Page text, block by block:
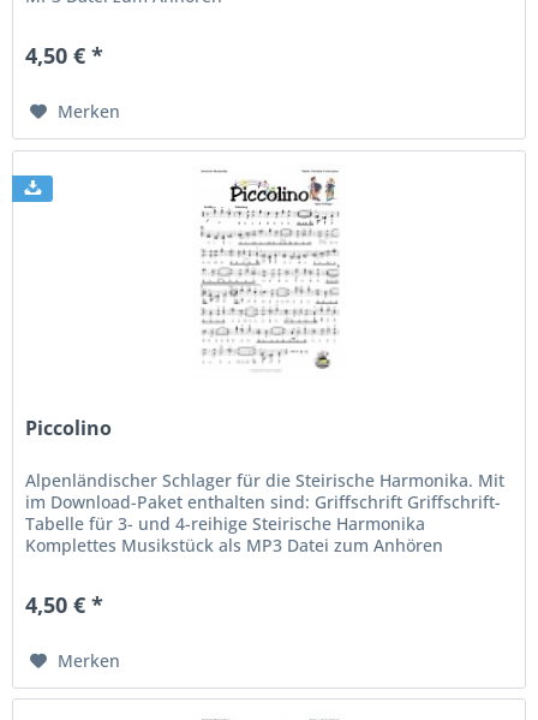
4,50 € *
Merken
Piccolino
Alpenländischer Schlager für die Steirische Harmonika. Mit
im Download-Paket enthalten sind: Griffschrift Griffschrift-
Tabelle für 3- und 4-reihige Steirische Harmonika
Komplettes Musikstück als MP3 Datei zum Anhören
4,50 € *
Merken